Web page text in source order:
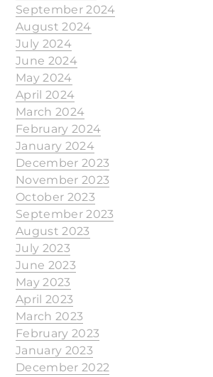
September 2024
August 2024
July 2024
June 2024
May 2024
April 2024
March 2024
February 2024
January 2024
December 2023
November 2023
October 2023
September 2023
August 2023
July 2023
June 2023
May 2023
April 2023
March 2023
February 2023
January 2023
December 2022